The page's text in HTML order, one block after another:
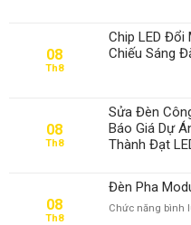
08
Th8
Chip LED Đổi
Chiếu Sáng
08
Th8
Sửa Đèn
Báo Giá Dự
Thành Đạt
08
Th8
Đèn Pha
Chức năng bình